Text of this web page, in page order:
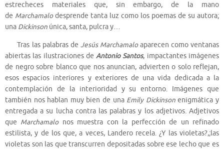
estrecheces materiales que, sin embargo, de la mano
de Marchamalodesprende tanta luz como los poemas de su autora;
una Dickinson única, santa, pulcra y…
Tras las palabras de Jesús Marchamaloaparecen como ventanas
abiertas las ilustraciones deAntonio Santos, impactantes imágenes
de negro sobre blanco que nos anuncian, advierten o solo reflejan,
esos espacios interiores y exteriores de una vida dedicada a la
contemplación de la interioridad y su entorno. Imágenes que
también nos hablan muy bien de una Emily Dickinsonenigmática y
entregada a su lucha contra las palabras y los adjetivos. Adjetivos
que Marchamalonos muestra con la perfección de un refinado
estilista, y de los que, a veces, Landero recela. ¿Y las violetas?,;las
violetas son las que transcurren depositadas sobre ese lecho que es